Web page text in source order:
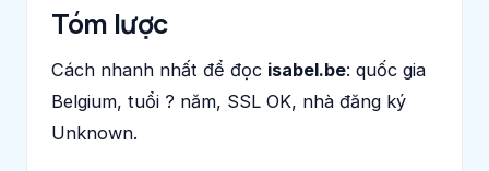
Tóm lược
Cách nhanh nhất để đọc isabel.be: quốc gia
Belgium, tuổi ? năm, SSL OK, nhà đăng ký
Unknown.